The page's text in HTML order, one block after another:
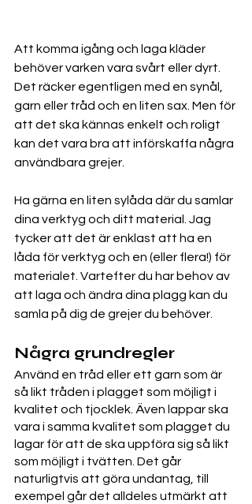
Att komma igång och laga kläder
behöver varken vara svårt eller dyrt.
Det räcker egentligen med en synål,
garn eller tråd och en liten sax. Men för
att det ska kännas enkelt och roligt
kan det vara bra att införskaffa några
användbara grejer.
Ha gärna en liten sylåda där du samlar
dina verktyg och ditt material. Jag
tycker att det är enklast att ha en
låda för verktyg och en (eller flera!) för
materialet. Vartefter du har behov av
att laga och ändra dina plagg kan du
samla på dig de grejer du behöver.
Några grundregler
Använd en tråd eller ett garn som är
så likt tråden i plagget som möjligt i
kvalitet och tjocklek. Även lappar ska
vara i samma kvalitet som plagget du
lagar för att de ska uppföra sig så likt
som möjligt i tvätten. Det går
naturligtvis att göra undantag, till
exempel går det alldeles utmärkt att